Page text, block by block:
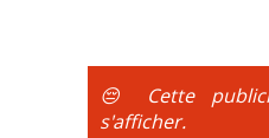
obligatoire.
DH / Gravity : Seule la
😔 Cette
s'afficher.